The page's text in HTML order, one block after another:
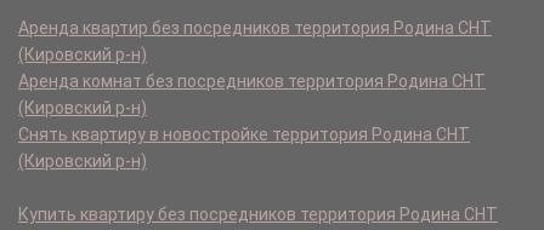
Аренда квартир без посредников территория Родина СНТ
(Кировский р-н)
Аренда комнат без посредников территория Родина СНТ
(Кировский р-н)
Снять квартиру в новостройке территория Родина СНТ
(Кировский р-н)
Купить квартиру без посредников территория Родина СНТ